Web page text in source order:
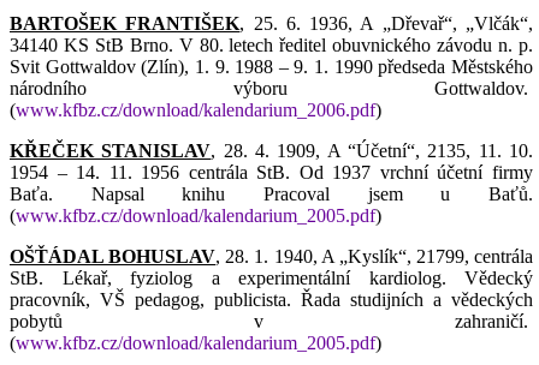
BARTOŠEK FRANTIŠEK, 25. 6. 1936, A „Dřevař“, „Vlčák“,
34140 KS StB Brno. V 80. letech ředitel obuvnického závodu n. p.
Svit Gottwaldov (Zlín), 1. 9. 1988 – 9. 1. 1990 předseda Městského
národního výboru Gottwaldov.
(www.kfbz.cz/download/kalendarium_2006.pdf)
KŘEČEK STANISLAV, 28. 4. 1909, A “Účetní“, 2135, 11. 10.
1954 – 14. 11. 1956 centrála StB. Od 1937 vrchní účetní firmy
Baťa. Napsal knihu Pracoval jsem u Baťů.
(www.kfbz.cz/download/kalendarium_2005.pdf)
OŠŤÁDAL BOHUSLAV, 28. 1. 1940, A „Kyslík“, 21799, centrála
StB. Lékař, fyziolog a experimentální kardiolog. Vědecký
pracovník, VŠ pedagog, publicista. Řada studijních a vědeckých
pobytů v zahraničí.
(www.kfbz.cz/download/kalendarium_2005.pdf)